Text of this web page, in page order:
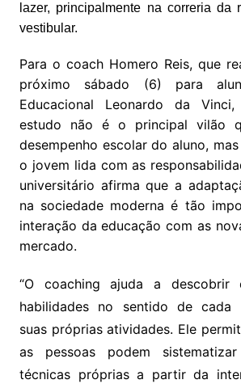
lazer, principalmente na correria da
vestibular.
Para o coach Homero Reis, que
próximo sábado (6) para
Educacional Leonardo da
estudo não é o principal vilão
desempenho escolar do aluno,
o jovem lida com as
universitário afirma que a
na sociedade moderna é tão
interação da educação com as
mercado.
“O coaching ajuda a descobrir
habilidades no sentido de cada
suas próprias atividades. Ele
as pessoas podem
técnicas próprias a partir da